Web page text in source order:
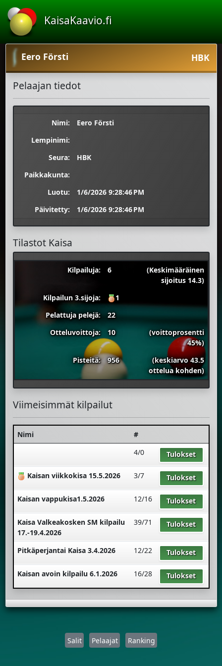
KaisaKaavio.fi
Eero Försti HBK
Pelaajan tiedot
Nimi:
Eero Försti
Lempinimi:
Seura:
HBK
Paikkakunta:
Luotu:
1/6/2026 9:28:46 PM
Päivitetty:
1/6/2026 9:28:46 PM
Tilastot Kaisa
Kilpailuja: 6
(Keskimääräinen
sijoitus 14.3)
Kilpailun 3.sijoja:
1
Pelattuja pelejä:
22
Otteluvoittoja:
10
(voittoprosentti
45%)
Pisteitä:
956
(keskiarvo 43.5
ottelua kohden)
Viimeisimmät kilpailut
Nimi
#
4/0
Tulokset
Kaisan viikkokisa 15.5.2026 3/7 Tulokset
Kaisan vappukisa1.5.2026 12/16 Tulokset
Kaisa Valkeakosken SM kilpailu
17.-19.4.2026
39/71 Tulokset
Pitkäperjantai Kaisa 3.4.2026 12/22 Tulokset
Kaisan avoin kilpailu 6.1.2026 16/28 Tulokset
Salit Pelaajat Ranking